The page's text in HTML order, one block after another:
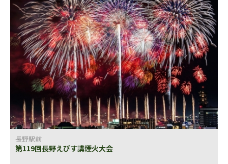
長野駅前
第119回長野えびす講煙火大会